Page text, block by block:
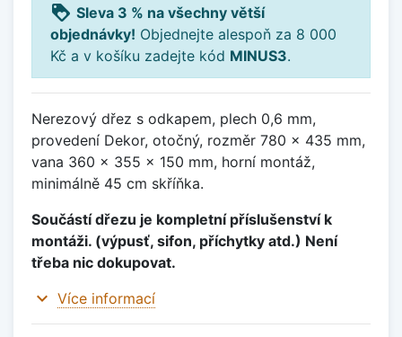
loyalty Sleva 3 % na všechny větší
objednávky! Objednejte alespoň za 8 000
Kč a v košíku zadejte kód MINUS3.
Nerezový dřez s odkapem, plech 0,6 mm,
provedení Dekor, otočný, rozměr 780 x 435 mm,
vana 360 x 355 x 150 mm, horní montáž,
minimálně 45 cm skříňka.
Součástí dřezu je kompletní příslušenství k
montáži. (výpusť, sifon, příchytky atd.) Není
třeba nic dokupovat.
expand_more Více informací